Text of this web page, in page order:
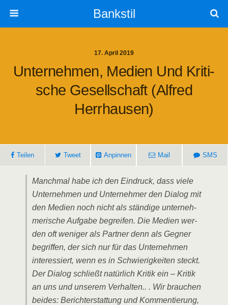
Bankstil
17. April 2019
Unter­neh­men, Medi­en Und Kri­ti­
Sche Gesell­schaft (Alfred
Herrhausen)
Tei­len Tweet Anpin­nen Mail SMS
Manch­mal habe ich den Ein­druck, dass vie­le
Unter­neh­men und Unter­neh­mer den Dia­log mit
den Medi­en noch nicht als stän­di­ge unter­neh­
me­ri­sche Auf­ga­be begrei­fen. Die Medi­en wer­
den oft weni­ger als Part­ner denn als Geg­ner
begrif­fen, der sich nur für das Unter­neh­men
inter­es­siert, wenn es in Schwie­rig­kei­ten steckt.
Der Dia­log schließt natür­lich Kri­tik ein – Kri­tik
an uns und unse­rem Ver­hal­ten.. . Wir brau­chen
bei­des: Bericht­erstat­tung und Kom­men­tie­rung,